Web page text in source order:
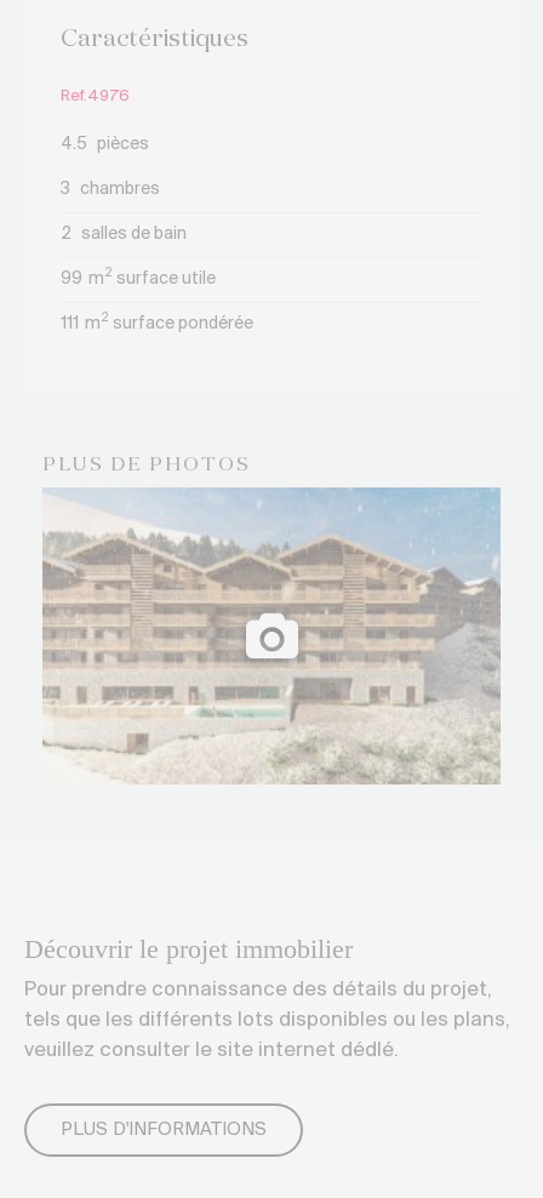
Caractéristiques
Ref.4976
4.5 pièces
3 chambres
2 salles de bain
99 m2 surface utile
111 m2 surface pondérée
Appartements dès CHF 336’800.-
Contactez votre conseiller pour découvrir les
PLUS DE PHOTOS
Découvrir le projet immobilier
Pour prendre connaissance des détails du projet,
tels que les différents lots disponibles ou les plans,
veuillez consulter le site internet dédlé.
PLUS D'INFORMATIONS